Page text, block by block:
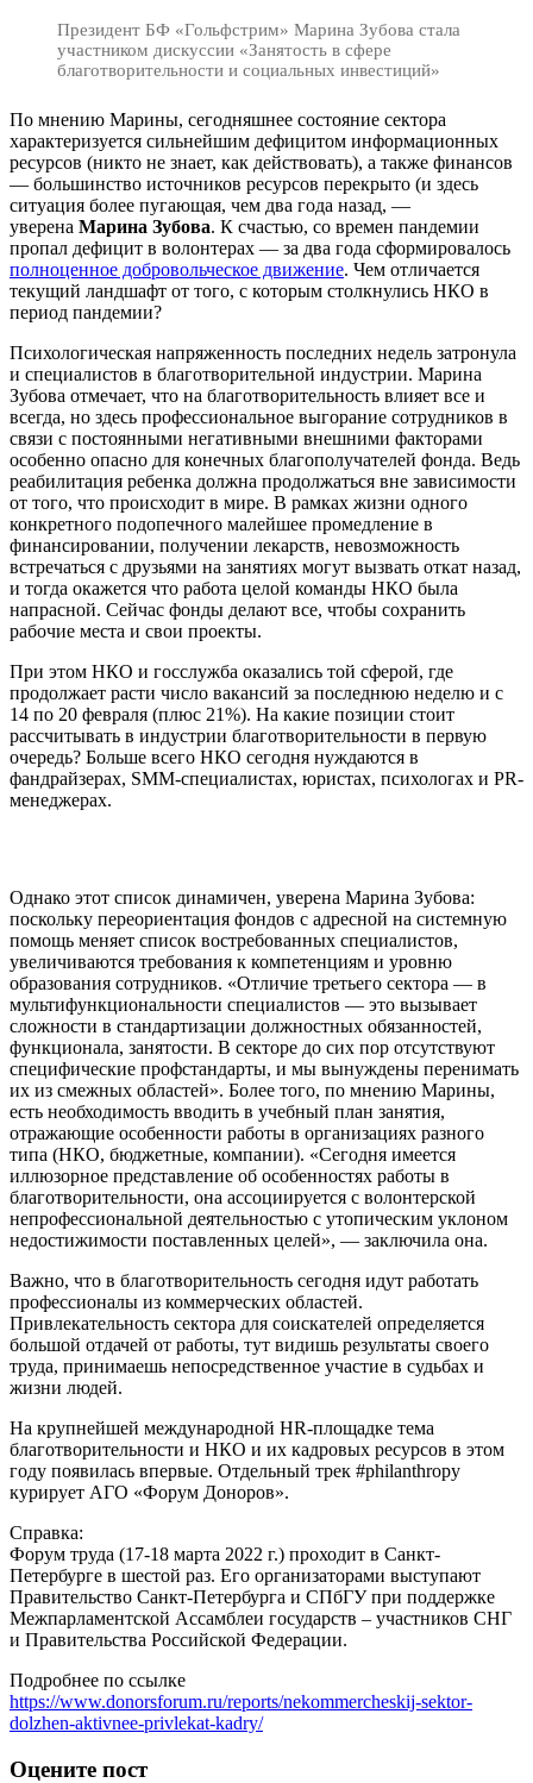
Президент БФ «Гольфстрим» Марина Зубова стала
участником дискуссии «Занятость в сфере
благотворительности и социальных инвестиций»
По мнению Марины, сегодняшнее состояние сектора
характеризуется сильнейшим дефицитом информационных
ресурсов (никто не знает, как действовать), а также финансов
— большинство источников ресурсов перекрыто (и здесь
ситуация более пугающая, чем два года назад, —
уверена Марина Зубова. К счастью, со времен пандемии
пропал дефицит в волонтерах — за два года сформировалось
полноценное добровольческое движение. Чем отличается
текущий ландшафт от того, с которым столкнулись НКО в
период пандемии?
Психологическая напряженность последних недель затронула
и специалистов в благотворительной индустрии. Марина
Зубова отмечает, что на благотворительность влияет все и
всегда, но здесь профессиональное выгорание сотрудников в
связи с постоянными негативными внешними факторами
особенно опасно для конечных благополучателей фонда. Ведь
реабилитация ребенка должна продолжаться вне зависимости
от того, что происходит в мире. В рамках жизни одного
конкретного подопечного малейшее промедление в
финансировании, получении лекарств, невозможность
встречаться с друзьями на занятиях могут вызвать откат назад,
и тогда окажется что работа целой команды НКО была
напрасной. Сейчас фонды делают все, чтобы сохранить
рабочие места и свои проекты.
При этом НКО и госслужба оказались той сферой, где
продолжает расти число вакансий за последнюю неделю и с
14 по 20 февраля (плюс 21%). На какие позиции стоит
рассчитывать в индустрии благотворительности в первую
очередь? Больше всего НКО сегодня нуждаются в
фандрайзерах, SMM-специалистах, юристах, психологах и PR-
менеджерах.
Однако этот список динамичен, уверена Марина Зубова:
поскольку переориентация фондов с адресной на системную
помощь меняет список востребованных специалистов,
увеличиваются требования к компетенциям и уровню
образования сотрудников. «Отличие третьего сектора — в
мультифункциональности специалистов — это вызывает
сложности в стандартизации должностных обязанностей,
функционала, занятости. В секторе до сих пор отсутствуют
специфические профстандарты, и мы вынуждены перенимать
их из смежных областей». Более того, по мнению Марины,
есть необходимость вводить в учебный план занятия,
отражающие особенности работы в организациях разного
типа (НКО, бюджетные, компании). «Сегодня имеется
иллюзорное представление об особенностях работы в
благотворительности, она ассоциируется с волонтерской
непрофессиональной деятельностью с утопическим уклоном
недостижимости поставленных целей», — заключила она.
Важно, что в благотворительность сегодня идут работать
профессионалы из коммерческих областей.
Привлекательность сектора для соискателей определяется
большой отдачей от работы, тут видишь результаты своего
труда, принимаешь непосредственное участие в судьбах и
жизни людей.
На крупнейшей международной HR-площадке тема
благотворительности и НКО и их кадровых ресурсов в этом
году появилась впервые. Отдельный трек #philanthropy
курирует АГО «Форум Доноров».
Справка:
Форум труда (17-18 марта 2022 г.) проходит в Санкт-
Петербурге в шестой раз. Его организаторами выступают
Правительство Санкт-Петербурга и СПбГУ при поддержке
Межпарламентской Ассамблеи государств – участников СНГ
и Правительства Российской Федерации.
Подробнее по ссылке
https://www.donorsforum.ru/reports/nekommercheskij-sektor-
dolzhen-aktivnee-privlekat-kadry/
Оцените пост